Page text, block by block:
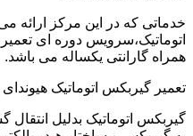
خدماتی که در این مرکز ارائه
اتوماتیک،سرویس دوره ای
همراه گارانتی یکساله می باشد.
تعمیر گیربکس اتوماتیک هیوندای
گیربکس اتوماتیک بدلیل